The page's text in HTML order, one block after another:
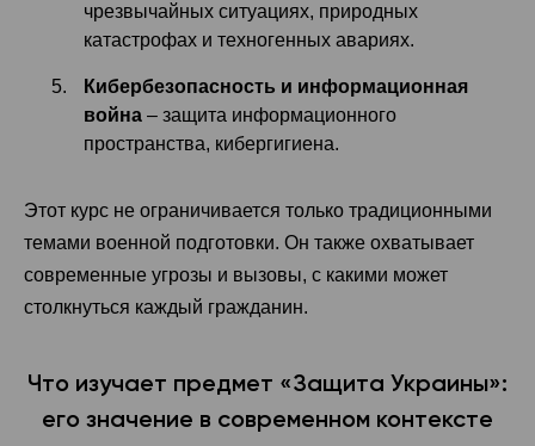
чрезвычайных ситуациях, природных
катастрофах и техногенных авариях.
Кибербезопасность и информационная
война – защита информационного
пространства, кибергигиена.
Этот курс не ограничивается только традиционными
темами военной подготовки. Он также охватывает
современные угрозы и вызовы, с какими может
столкнуться каждый гражданин.
Что изучает предмет «Защита Украины»:
его значение в современном контексте